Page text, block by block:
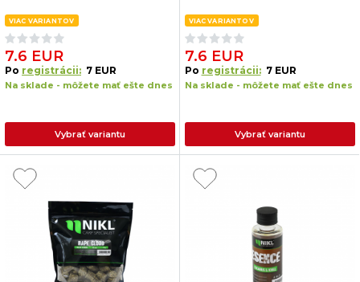
VIAC VARIANTOV
7.6 EUR
Po registrácii: 7 EUR
Na sklade - môžete mať ešte dnes
Vybrať variantu
VIAC VARIANTOV
7.6 EUR
Po registrácii: 7 EUR
Na sklade - môžete mať ešte dnes
Vybrať variantu